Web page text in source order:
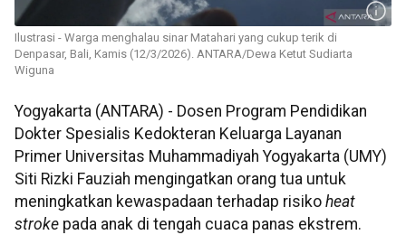
Ilustrasi - Warga menghalau sinar Matahari yang cukup terik di
Denpasar, Bali, Kamis (12/3/2026). ANTARA/Dewa Ketut Sudiarta
Wiguna
Yogyakarta (ANTARA) - Dosen Program Pendidikan
Dokter Spesialis Kedokteran Keluarga Layanan
Primer Universitas Muhammadiyah Yogyakarta (UMY)
Siti Rizki Fauziah mengingatkan orang tua untuk
meningkatkan kewaspadaan terhadap risiko heat
stroke pada anak di tengah cuaca panas ekstrem.